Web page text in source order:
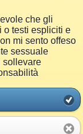
che gli
o testi espliciti e
mi sento offeso
sessuale
sollevare